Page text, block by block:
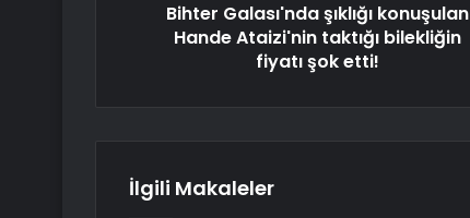
Bihter Galası'nda şıklığı konuşulan
Hande Ataizi'nin taktığı bilekliğin
fiyatı şok etti!
İlgili Makaleler